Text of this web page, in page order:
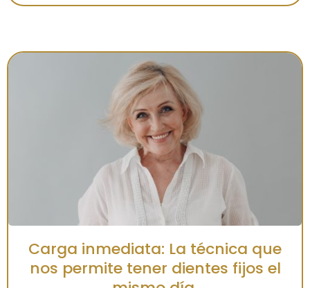
Carga inmediata: La técnica que
nos permite tener dientes fijos el